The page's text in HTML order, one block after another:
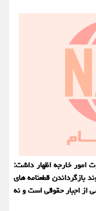
امور خارجه اظهار داشت:
بازگرداندن قطعنامه های
از اجبار حقوقی است و نه